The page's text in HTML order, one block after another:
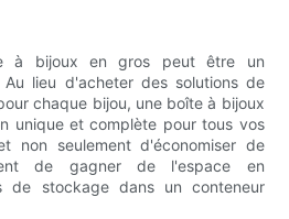
à bijoux en gros peut être un
Au lieu d'acheter des solutions de
chaque bijou, une boîte à bijoux
unique et complète pour tous vos
non seulement d'économiser de
de gagner de l'espace en
de stockage dans un conteneur